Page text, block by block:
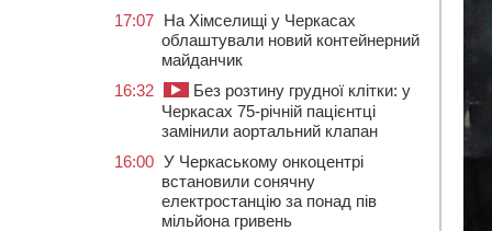
17:07 На Хімселищі у Черкасах
облаштували новий контейнерний
майданчик
16:32
Без розтину грудної клітки: у
Черкасах 75-річній пацієнтці
замінили аортальний клапан
16:00 У Черкаському онкоцентрі
встановили сонячну
електростанцію за понад пів
мільйона гривень